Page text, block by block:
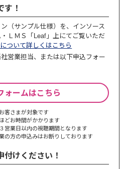
！
（サンプル仕様）を、インソース
ＬＭＳ「Leaf」上にてご覧いただ
について詳しくはこちら
営業担当、または以下申込フォー
ォームはこちら
客さまが対象です
どお時間がかかります
営業⽇以内の視聴期間となります
の⽅の申込みはお断りしております
けください！